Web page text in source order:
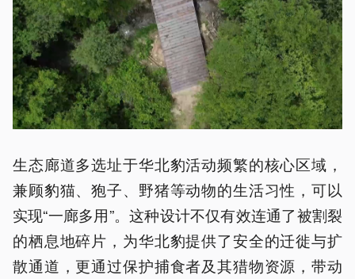
生态廊道多选址于华北豹活动频繁的核心区域，
兼顾豹猫、狍子、野猪等动物的生活习性，可以
实现“一廊多用”。这种设计不仅有效连通了被割裂
的栖息地碎片，为华北豹提供了安全的迁徙与扩
散通道，更通过保护捕食者及其猎物资源，带动